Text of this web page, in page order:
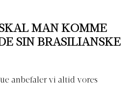
MAN KOMME
SIN BRASILIANSKE
anbefaler vi altid vores